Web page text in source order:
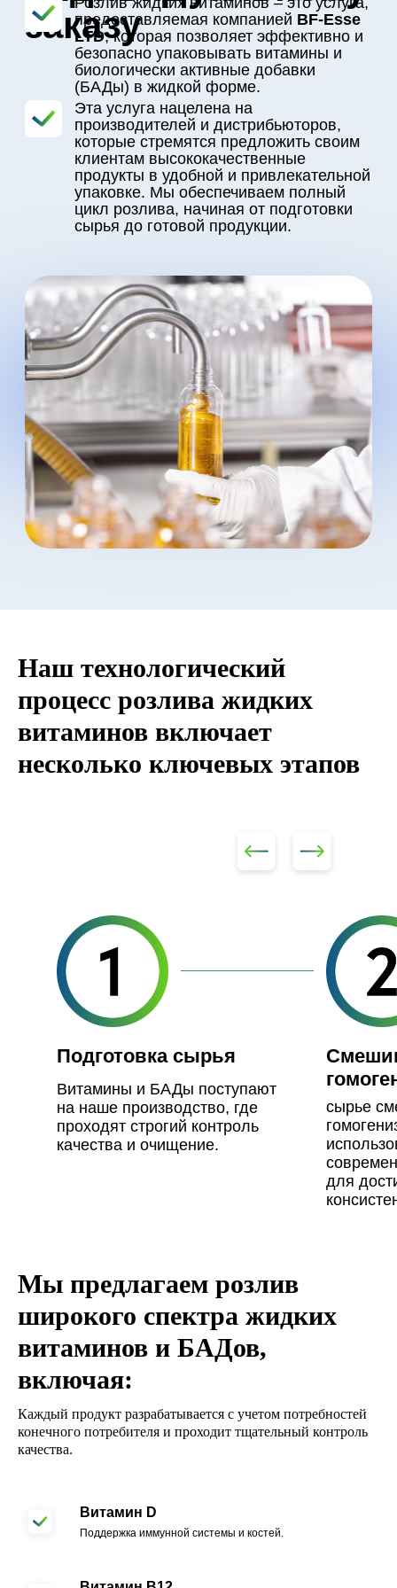
продукты в удобной и привлекательной
упаковке. Мы обеспечиваем полный
цикл розлива, начиная от подготовки
сырья до готовой продукции.
Наш технологический
процесс розлива жидких
витаминов включает
несколько ключевых этапов
Подготовка сырья
Витамины и БАДы поступают
на наше производство, где
проходят строгий контроль
качества и очищение.
сырье
для
Мы предлагаем розлив
широкого спектра жидких
витаминов и БАДов,
включая:
Каждый продукт разрабатывается с учетом потребностей
конечного потребителя и проходит тщательный контроль
качества.
Витамин D
Поддержка иммунной системы и костей.